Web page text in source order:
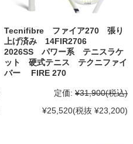
Tecnifibre ファイア270 張り
上げ済み 14FIR2706
2026SS パワー系 テニスラケ
ット 硬式テニス テクニファイ
バー FIRE 270
定価: ¥31,900(税込)
¥25,520(税抜 ¥23,200)